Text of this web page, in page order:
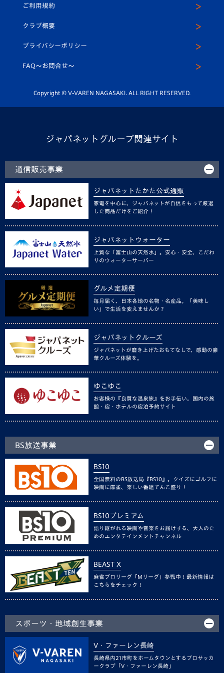
平和祈念活動
ホームタウン活動
スクール
ヴィヴィくんインスタグラム
公式LINE＠
ご利用規約
クラブ概要
プライバシーポリシー
FAQ〜お問合せ〜
Copyright © V-VAREN NAGASAKI. ALL RIGHT RESERVED.
ジャパネットグループ関連サイト
通信販売事業
ジャパネットたかた公式通販
家電を中心に、ジャパネットが自信をもって厳選
した商品だけをご紹介！
ジャパネットウォーター
上質な「富士山の天然水」。安心・安全、こだわ
りのウォーターサーバー
グルメ定期便
毎月届く、日本各地の名物・名産品。「美味し
い」で生活を変えませんか？
ジャパネットクルーズ
ジャパネットが磨き上げたおもてなしで、感動の豪
華クルーズ体験を。
ゆこゆこ
お客様の『良質な温泉旅』をお手伝い。国内の旅
館・宿・ホテルの宿泊予約サイト
BS放送事業
BS10
全国無料のBS放送局『BS10』。クイズにゴルフに
映画に麻雀、楽しい番組てんこ盛り！
BS10プレミアム
語り継がれる映画や音楽をお届けする、大人のた
めのエンタテインメントチャンネル
BEAST X
麻雀プロリーグ「Mリーグ」参戦中！最新情報は
こちらをチェック！
スポーツ・地域創生事業
V・ファーレン長崎
長崎県内21市町をホームタウンとするプロサッカ
ークラブ「V・ファーレン長崎」